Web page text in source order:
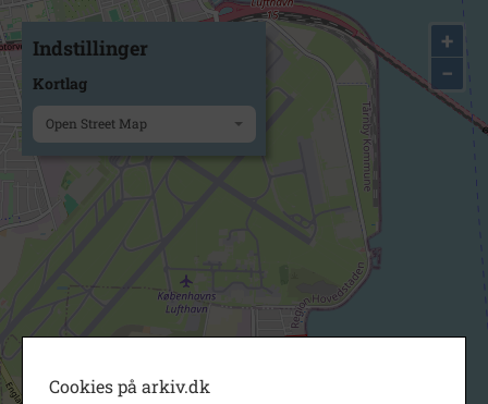
+
−
Indstillinger
Kortlag
Open Street Map
Cookies på arkiv.dk